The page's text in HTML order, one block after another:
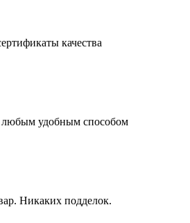
качества
любым удобным способом
Никаких подделок.